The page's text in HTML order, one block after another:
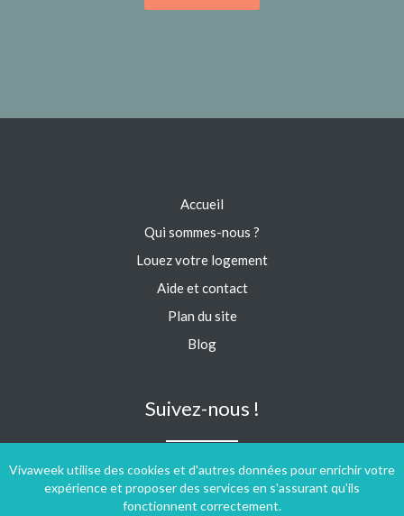
Vivaweek utilise des cookies et d'autres données pour enrichir votre
expérience et proposer des services en s'assurant qu'ils
fonctionnent correctement.
Accueil
Qui sommes-nous ?
Louez votre logement
Aide et contact
Plan du site
Blog
Suivez-nous !